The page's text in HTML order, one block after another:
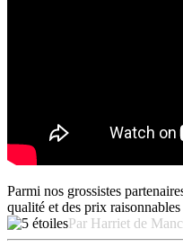
Parmi nos grossistes
qualité et des prix
Par Harriet de